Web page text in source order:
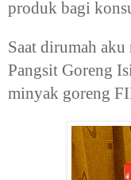
produk bagi
Saat dirumah aku
Pangsit Goreng
minyak goreng